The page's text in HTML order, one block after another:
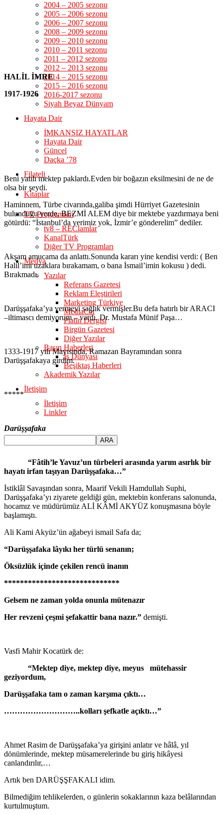
2004 – 2005 sezonu
2005 – 2006 sezonu
2006 – 2007 sezonu
2008 – 2009 sezonu
2009 – 2010 sezonu
2010 – 2011 sezonu
2011 – 2012 sezonu
2012 – 2013 sezonu
2014 – 2015 sezonu
2015 – 2016 sezonu
2016-2017 sezonu
Siyah Beyaz Dünyam
Hayata Dair
İMKANSIZ HAYATLAR
Hayata Dair
Güncel
Daçka ’78
Filateli
Kitaplar
TV Programları
tv8 – REClamlar
KanalTürk
Diğer TV Programları
Medya
Yazılar
Referans Gazetesi
Reklam Eleştirileri
Marketing Türkiye
MediaCat
Platin Dergisi
Birgün Gazetesi
Diğer Yazılar
Basın Haberleri
İş Dünyası
Beşiktaş Haberleri
Akademik Yazılar
İletişim
İletişim
Linkler
HALİL İMRE
1917-1926
Beni yatılı mektep paklardı.Evden bir boğazın eksilmesini de ne de
olsa bir şeydi.
Haminnem, Türbe civarında,galiba şimdi Hürriyet Gazetesinin
bulunduğu yerde, BEZMİ ALEM diye bir mektebe yazdırmaya beni
götürdü: “İstanbul’da yerimiz yok, İzmir’e gönderelim” dediler.
Akşam amucama da anlattı.Sonunda kararı yine kendisi verdi: ( Ben
Halil’imi uzaklara bırakamam, o bana İsmail’imin kokusu ) dedi.
Bırakmadı.
Darüşşafaka’ya vermeyi sağlık vermişler.Bu defa hatırlı bir ARACI
–iltimascı demiyorum – vardı. Dr. Mustafa Münif Paşa…
1333-1917 yılı Mayısında, Ramazan Bayramından sonra
Darüşşafakaya girdim.
*****
Darüşşafaka
“Fâtih’le Yavuz’un türbeleri arasında yarım asırlık bir
hayatı irfan taşıyan Darüşşafaka…”
İstiklâl Savaşından sonra, Maarif Vekili Hamdullah Suphi,
Darüşşafaka’yı ziyarete geldiği gün, mektebin kon­ferans salonunda,
hocamız ve müdürümüz ALİ KÂMİ AKYÜZ konuşmasına böyle
başlamıştı.
Ali Kami Akyüz’ün ağabeyi ismail Safa da;
“Darüşşafaka lâyıkı her türlü senanın;
Öksüzlük içinde çekilen rencü inanın
*****************************
Gelsem ne zaman yolda onunla mütenazır
Her revzeni çeşmi şefakattir bana nazır.” demişti.
Vasfi Mahir Kocatürk de:
“Mektep diye, mektep diye, meyus mütehassir
geziyordum,
Darüşşafaka tam o zaman karşıma çıktı…
………………………..kolları şefkatle açıktı…”
Ahmet Rasim de Darüşşafaka’ya girişini anlatır ve hâlâ, yıl
dönümlerinde, mektep müsamerelerinde bu giriş hikâyesi
canlandırılır,…
Artık ben DARÜŞŞFAKALI idim.
Bilmediğim tehlikelerden, o günlerin sokaklarının ka­za belâlarından
kurtulmuştum.